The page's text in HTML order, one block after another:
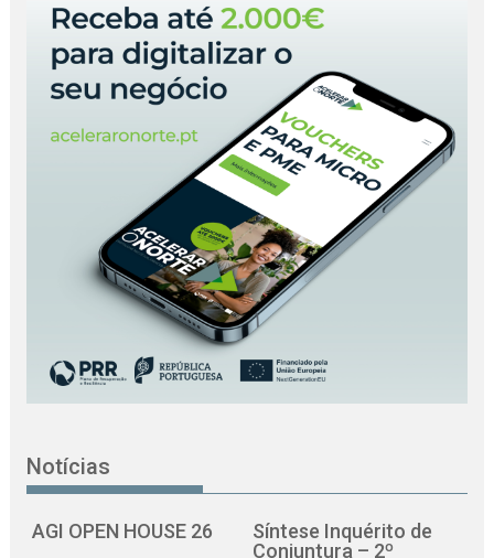
Notícias
AGI OPEN HOUSE 26
Síntese Inquérito de
Conjuntura – 2º